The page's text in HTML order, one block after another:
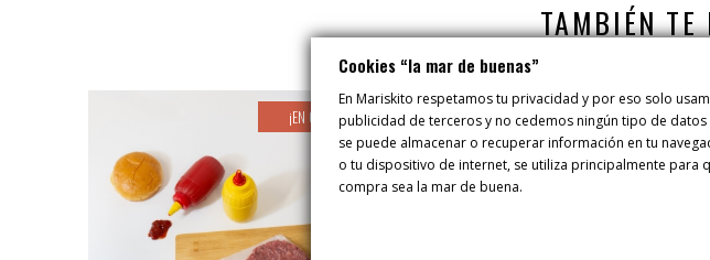
TAMBIÉN TE
¡EN OFERTA!
Cookies “la mar de buenas”
En Mariskito respetamos tu privacidad y por eso solo
publicidad de terceros y no cedemos ningún tipo de
se puede almacenar o recuperar información en tu
o tu dispositivo de internet, se utiliza principalmente para
compra sea la mar de buena.